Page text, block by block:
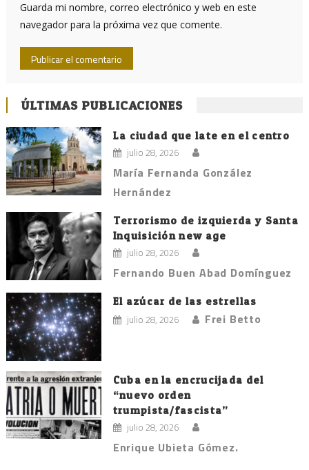
Guarda mi nombre, correo electrónico y web en este
navegador para la próxima vez que comente.
ÚLTIMAS PUBLICACIONES
La ciudad que late en el centro
julio 28, 2026
María Fernanda González
Hernández
Terrorismo de izquierda y Santa
Inquisición new age
julio 28, 2026
Fernando Buen Abad Domínguez
El azúcar de las estrellas
julio 28, 2026 Frei Betto
Cuba en la encrucijada del
“nuevo orden
trumpista/fascista”
julio 28, 2026
Enrique Ubieta Gómez.